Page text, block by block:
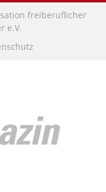
freiberuflicher
e.V.